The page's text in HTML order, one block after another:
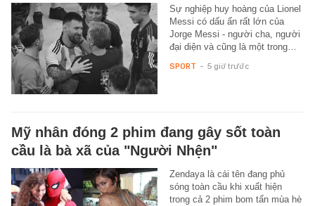
Sự nghiệp huy hoàng của Lionel
Messi có dấu ấn rất lớn của
Jorge Messi - người cha, người
đại diện và cũng là một trong…
SPORT - 5 giờ trước
Mỹ nhân đóng 2 phim đang gây sốt toàn
cầu là bà xã của "Người Nhện"
Zendaya là cái tên đang phủ
sóng toàn cầu khi xuất hiện
trong cả 2 phim bom tấn mùa hè